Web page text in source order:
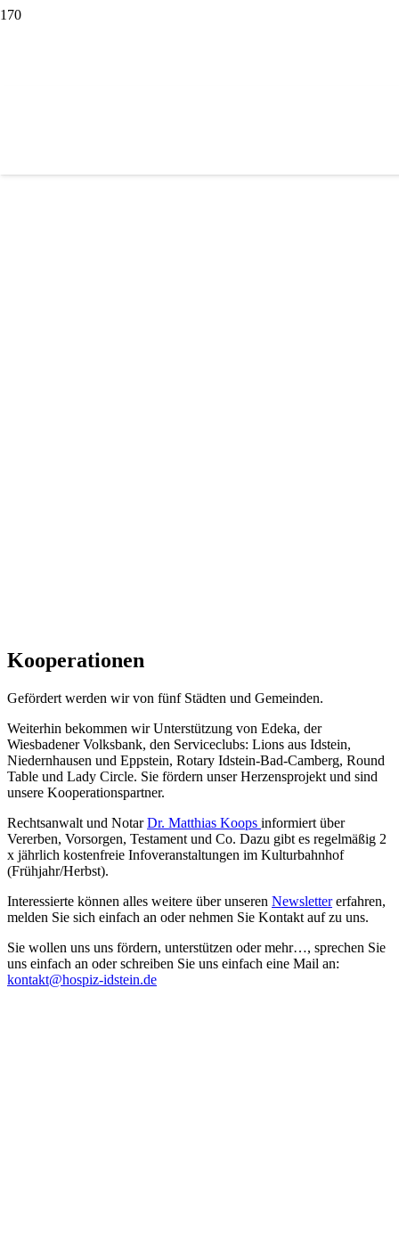
Kooperationen
Gefördert werden wir von fünf Städten und Gemeinden.
Weiterhin bekommen wir Unterstützung von Edeka, der
Wiesbadener Volksbank, den Serviceclubs: Lions aus Idstein,
Niedernhausen und Eppstein, Rotary Idstein-Bad-Camberg, Round
Table und Lady Circle. Sie fördern unser Herzensprojekt und sind
unsere Kooperationspartner.
Rechtsanwalt und NotarDr. Matthias Koops informiert über
Vererben, Vorsorgen, Testament und Co. Dazu gibt es regelmäßig 2
x jährlich kostenfreie Infoveranstaltungen im Kulturbahnhof
(Frühjahr/Herbst).
Interessierte können alles weitere über unseren Newslettererfahren,
melden Sie sich einfach an oder nehmen Sie Kontakt auf zu uns.
Sie wollen uns uns fördern, unterstützen oder mehr…, sprechen Sie
uns einfach an oder schreiben Sie uns einfach eine Mail an:
kontakt@hospiz-idstein.de